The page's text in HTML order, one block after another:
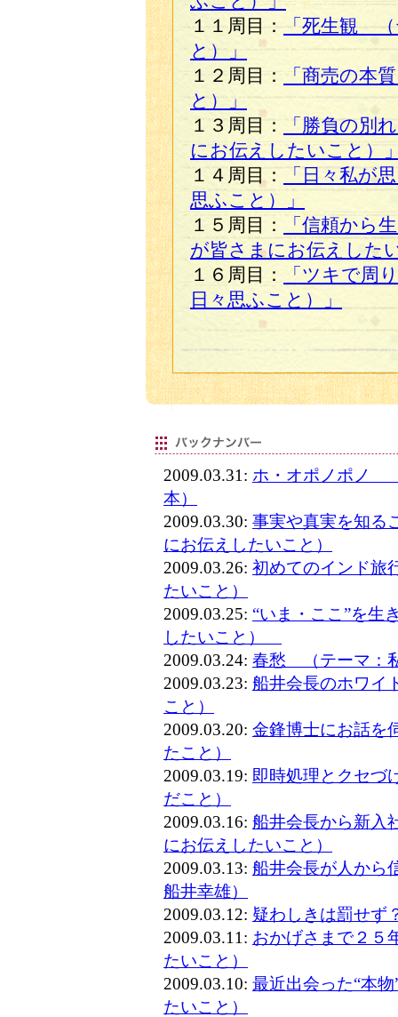
１１周目：
「死生観
と）」
１２周目：
「商売の本
と）」
１３周目：
「勝負の別
にお伝えしたいこと）
１４周目：
「日々私が
思ふこと）」
１５周目：
「信頼から
が皆さまにお伝えした
１６周目：
「ツキで周
日々思ふこと）」
2009.03.31: ホ・オポノポノ
本）
2009.03.30: 事実や真実を知る
にお伝えしたいこと）
2009.03.26: 初めてのインド旅
たいこと）
2009.03.25: “いま・ここ”を
したいこと）
2009.03.24: 春愁 （テーマ：
2009.03.23: 船井会長のホワイ
こと）
2009.03.20: 金鋒博士にお話を
たこと）
2009.03.19: 即時処理とクセ
だこと）
2009.03.16: 船井会長から新入
にお伝えしたいこと）
2009.03.13: 船井会長が人から
船井幸雄）
2009.03.12: 疑わしきは罰せ
2009.03.11: おかげさまで２
たいこと）
2009.03.10: 最近出会った“本
たいこと）